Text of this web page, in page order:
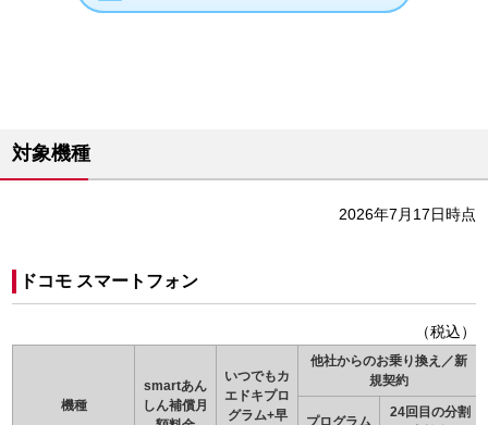
対象機種
2026年7月17日時点
ドコモ スマートフォン
（税込）
機種
smartあん
しん補償月
いつでもカ
エドキプロ
グラム+早
他社からのお乗り換え／新
規契約
プログラム
24回目の分割